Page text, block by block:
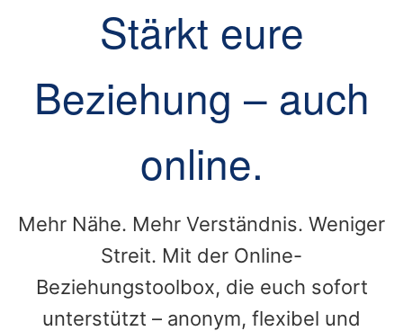
Stärkt eure
Beziehung – auch
online.
Mehr Nähe. Mehr Verständnis. Weniger
Streit. Mit der Online-
Beziehungstoolbox, die euch sofort
unterstützt – anonym, flexibel und